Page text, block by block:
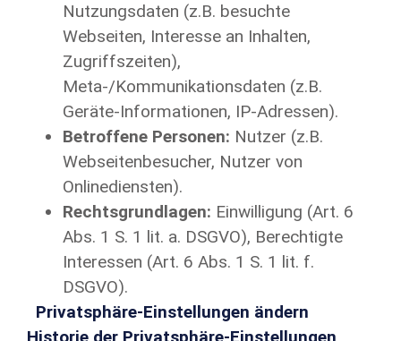
Nutzungsdaten (z.B. besuchte
Webseiten, Interesse an Inhalten,
Zugriffszeiten),
Meta-/Kommunikationsdaten (z.B.
Geräte-Informationen, IP-Adressen).
Betroffene Personen: Nutzer (z.B.
Webseitenbesucher, Nutzer von
Onlinediensten).
Rechtsgrundlagen: Einwilligung (Art. 6
Abs. 1 S. 1 lit. a. DSGVO), Berechtigte
Interessen (Art. 6 Abs. 1 S. 1 lit. f.
DSGVO).
Privatsphäre-Einstellungen ändern